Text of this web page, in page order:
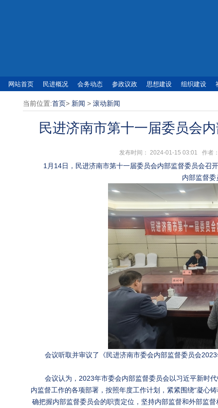
网站首页 民进概况 会务动态 参政议政 思想建设 组织建设
当前位置:首页> 新闻>滚动新闻
民进济南市第十一届委员会
发布时间： 2024-01-15 03:01 作者
1月14日，民进济南市第十一届委员会内部监督委员会召
内部监督
会议听取并审议了《民进济南市委会内部监督委员会
会议认为，2023年市委会内部监督委员会以习近平新时
内监督工作的各项部署，按照年度工作计划，紧紧围绕“凝心
确把握内部监督委员会的职责定位，坚持内部监督和外部监